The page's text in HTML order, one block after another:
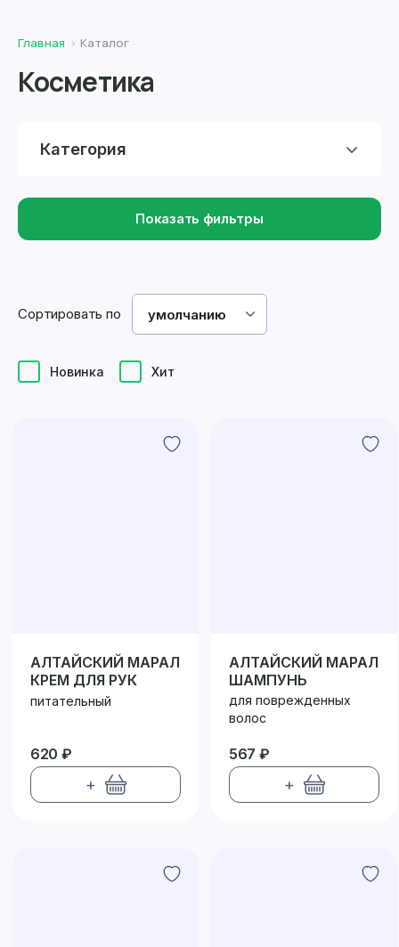
Главная Каталог
Косметика
Категория
Показать фильтры
Новинка Хит
Сортировать по умолчанию
АЛТАЙСКИЙ МАРАЛ
КРЕМ ДЛЯ РУК
питательный
620 ₽
+
АЛТАЙСКИЙ МАРАЛ
ШАМПУНЬ
для поврежденных
волос
567 ₽
+